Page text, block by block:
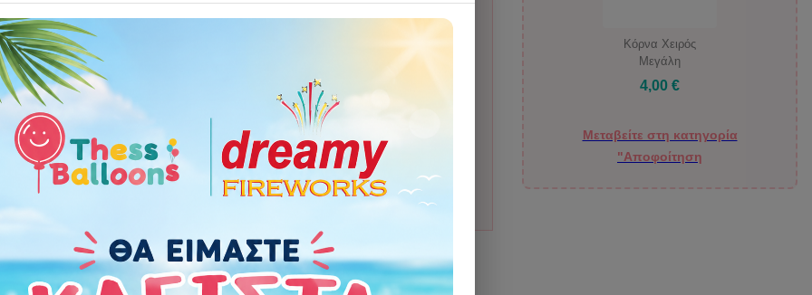
φιάλη ήλιον.
παραλαβή ή Thess Delivery.
Προσθήκη στο καλάθι
Χαρακτηριστικά Οδηγίες Προφύλαξης Πόσα μπαλόνια χρειάζομαι;
Κόρνα Χειρός
Μεγάλη
4,00 €
Μεταβείτε στη κατηγορία
"Αποφοίτηση